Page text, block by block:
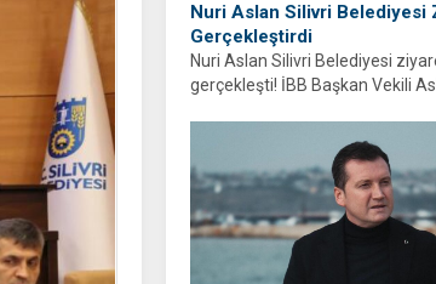
Nuri Aslan Silivri Belediyesi
Gerçekleştirdi
Nuri Aslan Silivri Belediyesi
gerçekleşti! İBB Başkan Vekili